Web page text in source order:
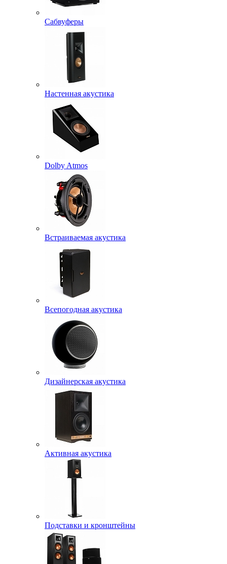
Сабвуферы
Настенная акустика
Dolby Atmos
Встраиваемая акустика
Всепогодная акустика
Дизайнерская акустика
Активная акустика
Подставки и кронштейны